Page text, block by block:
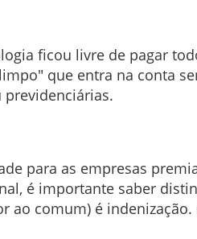
ficou livre de pagar
que entra na conta
previdenciárias.
para as empresas
é importante saber
comum) é